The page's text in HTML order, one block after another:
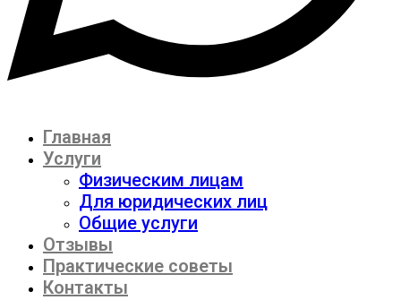
Главная
Услуги
Физическим лицам
Для юридических лиц
Общие услуги
Отзывы
Практические советы
Контакты